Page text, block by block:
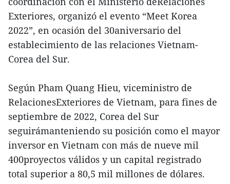
Exteriores, organizó el evento “Meet Korea
2022”, en ocasión del 30aniversario del
establecimiento de las relaciones Vietnam-
Corea del Sur.
Según Pham Quang Hieu, viceministro de
RelacionesExteriores de Vietnam, para fines de
septiembre de 2022, Corea del Sur
seguirámanteniendo su posición como el mayor
inversor en Vietnam con más de nueve mil
400proyectos válidos y un capital registrado
total superior a 80,5 mil millones de dólares.